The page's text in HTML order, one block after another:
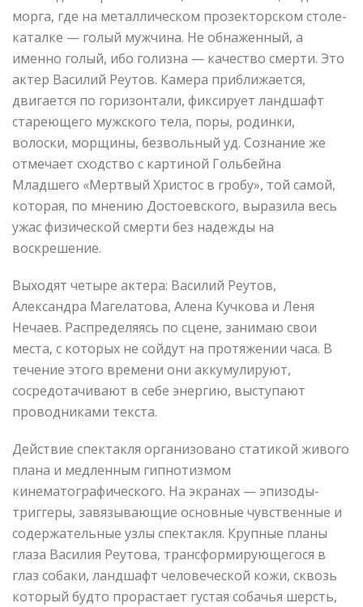
морга, где на металлическом прозекторском столе-
каталке — голый мужчина. Не обнаженный, а
именно голый, ибо голизна — качество смерти. Это
актер Василий Реутов. Камера приближается,
двигается по горизонтали, фиксирует ландшафт
стареющего мужского тела, поры, родинки,
волоски, морщины, безвольный уд. Сознание же
отмечает сходство с картиной Гольбейна
Младшего «Мертвый Христос в гробу», той самой,
которая, по мнению Достоевского, выразила весь
ужас физической смерти без надежды на
воскрешение.
Выходят четыре актера: Василий Реутов,
Александра Магелатова, Алена Кучкова и Леня
Нечаев. Распределяясь по сцене, занимаю свои
места, с которых не сойдут на протяжении часа. В
течение этого времени они аккумулируют,
сосредотачивают в себе энергию, выступают
проводниками текста.
Действие спектакля организовано статикой живого
плана и медленным гипнотизмом
кинематографического. На экранах — эпизоды-
триггеры, завязывающие основные чувственные и
содержательные узлы спектакля. Крупные планы
глаза Василия Реутова, трансформирующегося в
глаз собаки, ландшафт человеческой кожи, сквозь
который будто прорастает густая собачья шерсть,